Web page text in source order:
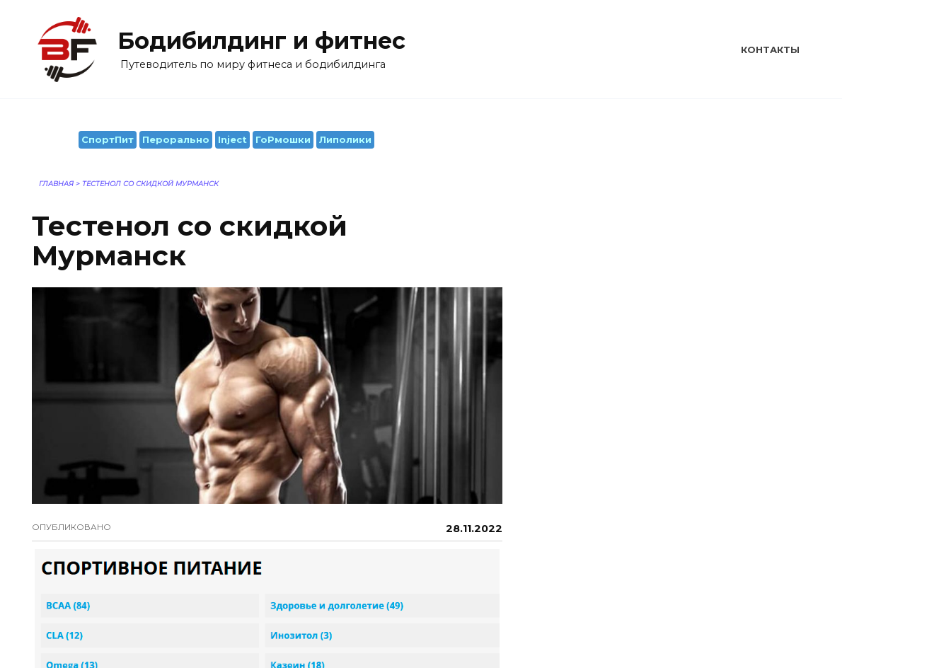
содержанию
Бодибилдинг и фитнес
Путеводитель по миру фитнеса и бодибилдинга
КОНТАКТЫ
СпортПит Перорально Inject ГоРмошки Липолики
ГЛАВНАЯ > ТЕСТЕНОЛ СО СКИДКОЙ МУРМАНСК
Тестенол со скидкой
Мурманск
ОПУБЛИКОВАНО 28.11.2022